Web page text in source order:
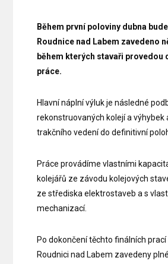
Během první poloviny dubna
Roudnice nad Labem zavedeno
během kterých stavaři provedou
práce.
Hlavní náplní výluk je následné
rekonstruovaných kolejí a výhybek
trakčního vedení do definitivní
Práce provádíme vlastními
kolejářů ze závodu kolejových
ze střediska elektrostaveb a s
mechanizací.
Po dokončení těchto finálních
Roudnici nad Labem zavedeny